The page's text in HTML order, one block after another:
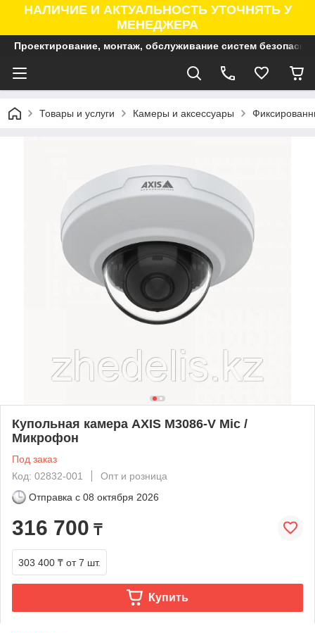
НАЛИЧИЕ И АКТУАЛЬНОСТЬ УТОЧНЯТЬ У
МЕНЕДЖЕРА
Проектирование, монтаж, обслуживание систем
Товары и услуги Камеры и аксессуары
Купольная камера AXIS M3086-V Mic /
Микрофон
Под заказ
Код: 02832-001
Опт и розница
Отправка с 08 октября 2026
316 700 ₸
303 400 ₸ от 7 шт.
Купить